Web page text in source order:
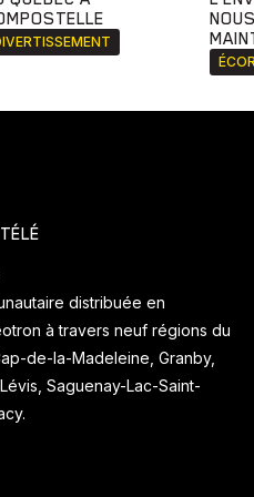
distribuée en
à travers neuf régions du
de-la-Madeleine, Granby,
Saguenay-Lac-Saint-